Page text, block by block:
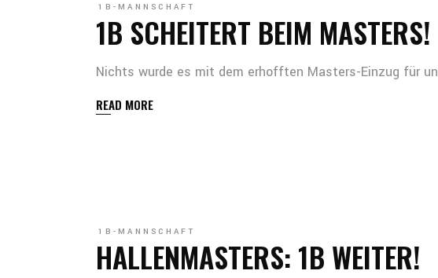
1B-MANNSCHAFT
1B SCHEITERT BEIM MASTERS!
Nichts wurde es mit dem erhofften Masters-Einzug für
READ MORE
1B-MANNSCHAFT
HALLENMASTERS: 1B WEITER!